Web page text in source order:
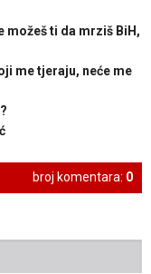
možeš ti da mrziš BiH,
me tjeraju, neće me
broj komentara: 0